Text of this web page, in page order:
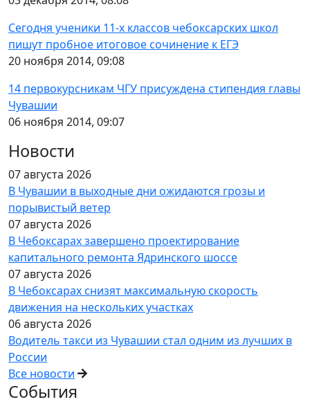
Сегодня ученики 11-х классов чебоксарских школ
пишут пробное итоговое сочинение к ЕГЭ
20 ноября 2014, 09:08
14 первокурсникам ЧГУ присуждена стипендия главы
Чувашии
06 ноября 2014, 09:07
Новости
07 августа 2026
В Чувашии в выходные дни ожидаются грозы и
порывистый ветер
07 августа 2026
В Чебоксарах завершено проектирование
капитального ремонта Ядринского шоссе
07 августа 2026
В Чебоксарах снизят максимальную скорость
движения на нескольких участках
06 августа 2026
Водитель такси из Чувашии стал одним из лучших в
России
Все новости
События